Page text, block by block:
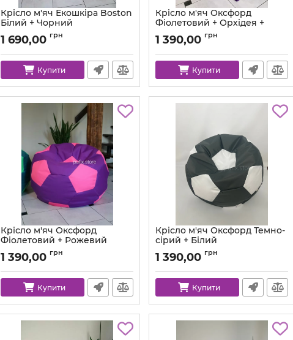
Крісло м'яч Екошкіра Boston
Білий + Чорний
Артикул: ball-boston-26-14-80
1 690,00 грн
Купити
Крісло м'яч Оксфорд
Фіолетовий + Орхідея +
Артикул: ball-ox-339-422-363-80
1 390,00 грн
Купити
Крісло м'яч Оксфорд
Фіолетовий + Рожевий
Артикул: ball-ox-339-577-80
1 390,00 грн
Купити
Крісло м'яч Оксфорд Темно-
сірий + Білий
Артикул: ball-ox-312-101-80
1 390,00 грн
Купити